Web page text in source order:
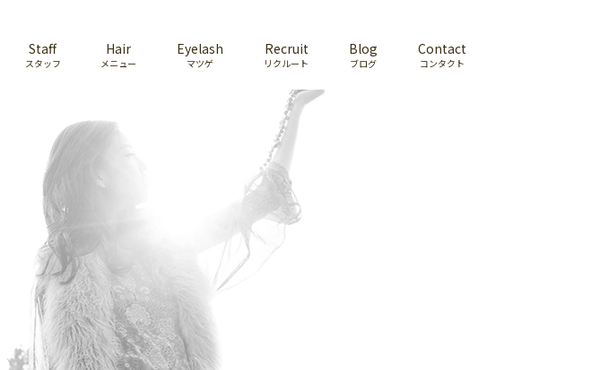
Staff
スタッフ
Hair
メニュー
Eyelash
マツゲ
Recruit
リクルート
Blog
ブログ
Contact
コンタクト